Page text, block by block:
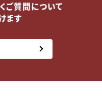
ご質問について
ます